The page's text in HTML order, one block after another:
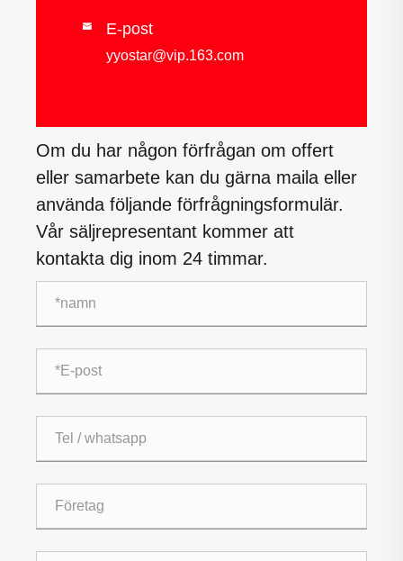
 E-post
yyostar@vip.163.com
Om du har någon förfrågan om offert
eller samarbete kan du gärna maila eller
använda följande förfrågningsformulär.
Vår säljrepresentant kommer att
kontakta dig inom 24 timmar.